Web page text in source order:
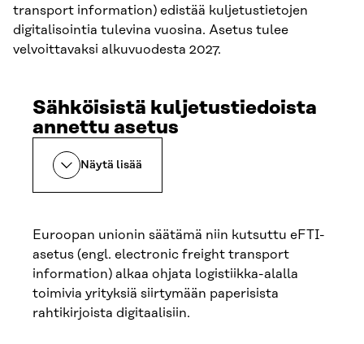
transport information) edistää kuljetustietojen
digitalisointia tulevina vuosina. Asetus tulee
velvoittavaksi alkuvuodesta 2027.
Sähköisistä kuljetustiedoista
annettu asetus
Näytä lisää
Euroopan unionin säätämä niin kutsuttu eFTI-
asetus (engl. electronic freight transport
information) alkaa ohjata logistiikka-alalla
toimivia yrityksiä siirtymään paperisista
rahtikirjoista digitaalisiin.